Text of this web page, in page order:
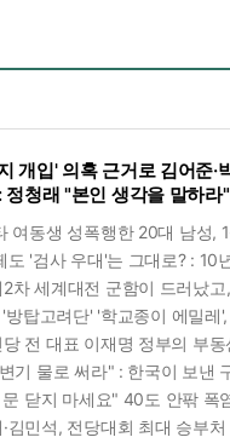
개입' 의혹 근거로 김어준·
정청래 "본인 생각을 말하라"